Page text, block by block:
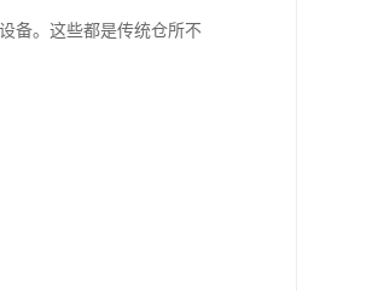
备。这些都是传统仓所不